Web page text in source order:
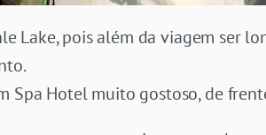
Lake, pois além da viagem ser
Spa Hotel muito gostoso, de